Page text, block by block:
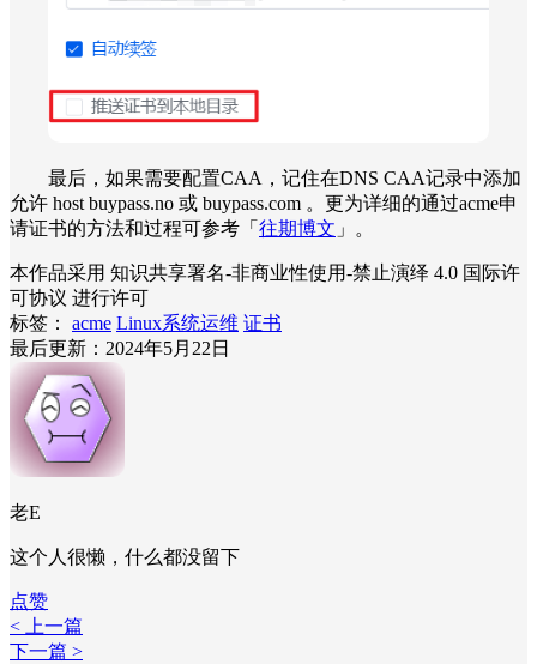
最后，如果需要配置CAA，记住在DNS CAA记录中添加
允许 host buypass.no 或 buypass.com 。更为详细的通过acme申
请证书的方法和过程可参考「 往期博文 」。
本作品采用 知识共享署名-非商业性使用-禁止演绎 4.0 国际许
可协议 进行许可
标签：
acme Linux系统运维 证书
最后更新：2024年5月22日
老E
这个人很懒，什么都没留下
点赞
< 上一篇
下一篇 >